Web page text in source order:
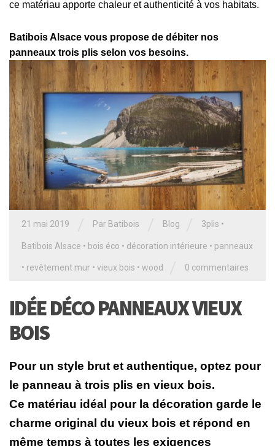
ce matériau apporte chaleur et authenticité à vos habitats.
Batibois Alsace vous propose de débiter nos
panneaux trois plis selon vos besoins.
21 mai 2019 Par Batibois Blog 3plis •
Batibois Alsace • bois éco • décoration intérieure • panneaux
• revêtement mur • vieux bois • wood 0 commentaires
IDÉE DÉCO PANNEAUX VIEUX
BOIS
Pour un style brut et authentique, optez pour
le panneau à trois plis en vieux bois.
Ce matériau idéal pour la décoration garde le
charme original du vieux bois et répond en
même temps à toutes les exigences